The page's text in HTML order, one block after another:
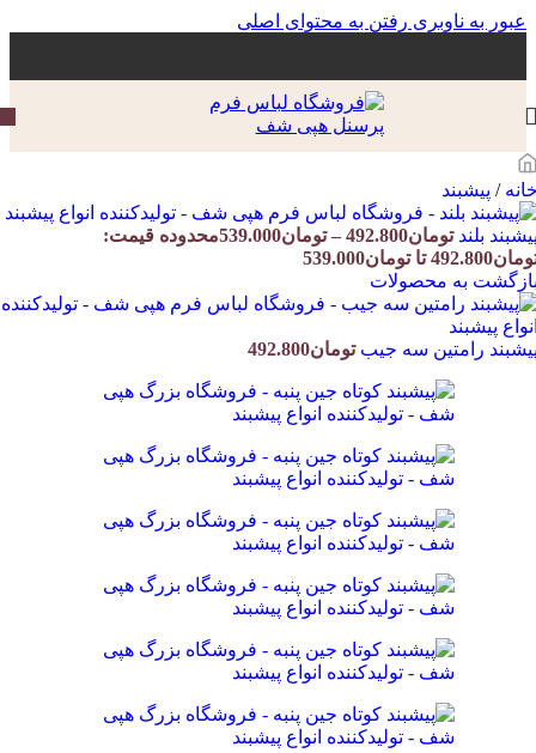
عبور به ناوبری رفتن به محتوای اصلی
/ پیشبند
بلندتومان492.800
– تومان539.000محدوده قیمت:
تا تومان539.000
به محصولات
رامتین سه جیبتومان492.800